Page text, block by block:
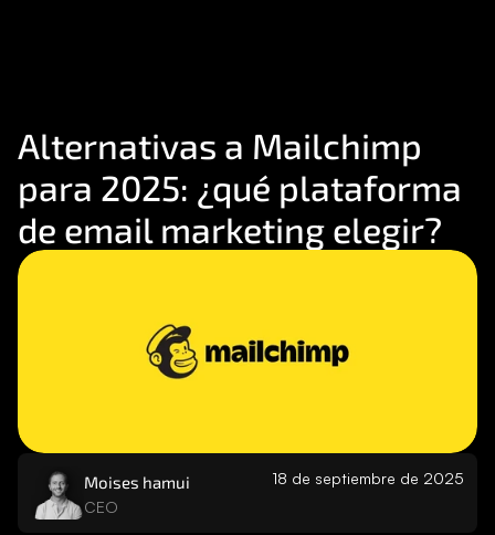
MHA Intelligence
Google Ads
Email marketing
Blog
Careers
Alternativas a Mailchimp
para 2025: ¿qué plataforma
de email marketing elegir?
Moises hamui
CEO
18 de septiembre de 2025